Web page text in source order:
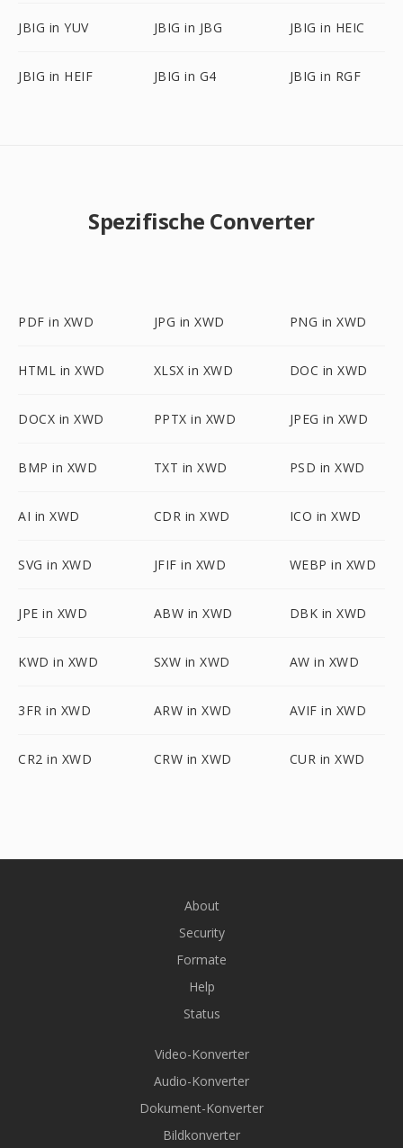
JBIG in YUV JBIG in JBG JBIG in HEIC
JBIG in HEIF JBIG in G4 JBIG in RGF
Spezifische Converter
PDF in XWD JPG in XWD PNG in XWD
HTML in XWD XLSX in XWD DOC in XWD
DOCX in XWD PPTX in XWD JPEG in XWD
BMP in XWD TXT in XWD PSD in XWD
AI in XWD CDR in XWD ICO in XWD
SVG in XWD JFIF in XWD WEBP in XWD
JPE in XWD ABW in XWD DBK in XWD
KWD in XWD SXW in XWD AW in XWD
3FR in XWD ARW in XWD AVIF in XWD
CR2 in XWD CRW in XWD CUR in XWD
About
Security
Formate
Help
Status
Video-Konverter
Audio-Konverter
Dokument-Konverter
Bildkonverter